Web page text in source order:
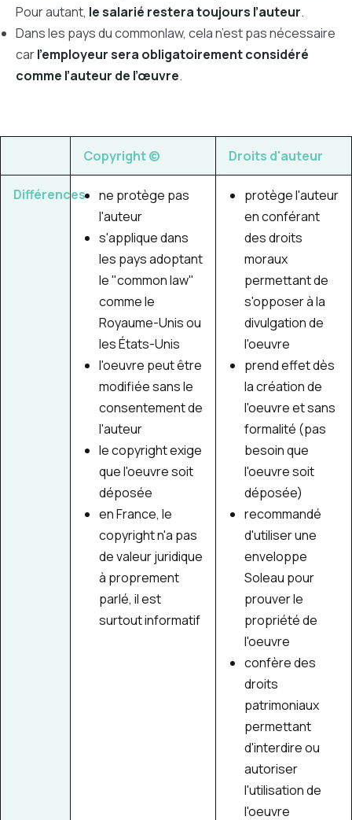
Pour autant, le salarié restera toujours l’auteur.
Dans les pays du commonlaw, cela n’est pas nécessaire
carl’employeur sera obligatoirement considéré
comme l’auteur de l’œuvre.
Copyright© Droits d'auteur
Différences
ne protège pas
l'auteur
s'applique dans
les pays adoptant
le "common law"
comme le
Royaume-Unis ou
les États-Unis
l'oeuvre peut être
modifiée sans le
consentement de
l'auteur
le copyright exige
que l'oeuvre soit
déposée
en France, le
copyright n'a pas
de valeur juridique
à proprement
parlé, il est
surtout informatif
protège l'auteur
en conférant
des droits
moraux
permettant de
s'opposer à la
divulgation de
l'oeuvre
prend effet dès
la création de
l'oeuvre et sans
formalité (pas
besoin que
l'oeuvre soit
déposée)
recommandé
d'utiliser une
enveloppe
Soleau pour
prouver le
propriété de
l'oeuvre
confère des
droits
patrimoniaux
permettant
d'interdire ou
autoriser
l'utilisation de
l'oeuvre